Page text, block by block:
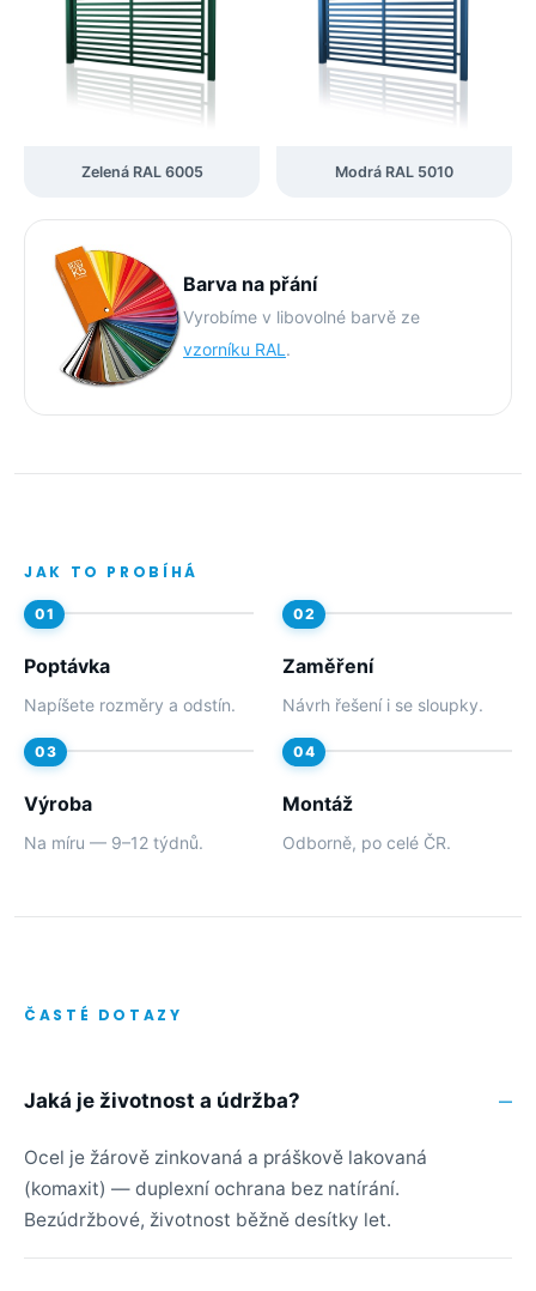
Zelená RAL 6005 Modrá RAL 5010
Barva na přání
Vyrobíme v libovolné barvě ze
vzorníku RAL .
JAK TO PROBÍHÁ
Poptávka
Napíšete rozměry a odstín.
Zaměření
Návrh řešení i se sloupky.
Výroba
Na míru — 9–12 týdnů.
Montáž
Odborně, po celé ČR.
ČASTÉ DOTAZY
Jaká je životnost a údržba?
Ocel je žárově zinkovaná a práškově lakovaná
(komaxit) — duplexní ochrana bez natírání.
Bezúdržbové, životnost běžně desítky let.